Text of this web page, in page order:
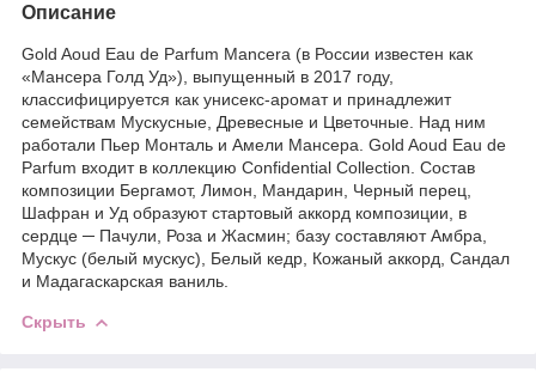
Описание
Gold Aoud Eau de Parfum Mancera (в России известен как
«Мансера Голд Уд»), выпущенный в 2017 году,
классифицируется как унисекс-аромат и принадлежит
семействам Мускусные, Древесные и Цветочные. Над ним
работали Пьер Монталь и Амели Мансера. Gold Aoud Eau de
Parfum входит в коллекцию Confidential Collection. Состав
композиции Бергамот, Лимон, Мандарин, Черный перец,
Шафран и Уд образуют стартовый аккорд композиции, в
сердце ─ Пачули, Роза и Жасмин; базу составляют Амбра,
Мускус (белый мускус), Белый кедр, Кожаный аккорд, Сандал
и Мадагаскарская ваниль.
Скрыть